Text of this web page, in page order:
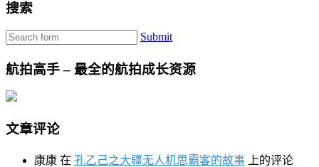
搜索
Submit
航拍高手 – 最全的航拍成长资源
文章评论
康康 在 孔乙己之大疆无人机思霸客的故事 上的评论